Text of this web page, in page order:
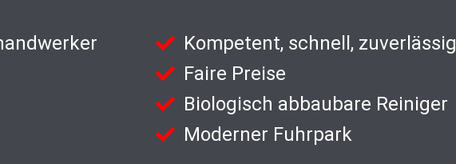
Kompetent, schnell, zuverlässig
Faire Preise
Biologisch abbaubare Reiniger
Moderner Fuhrpark